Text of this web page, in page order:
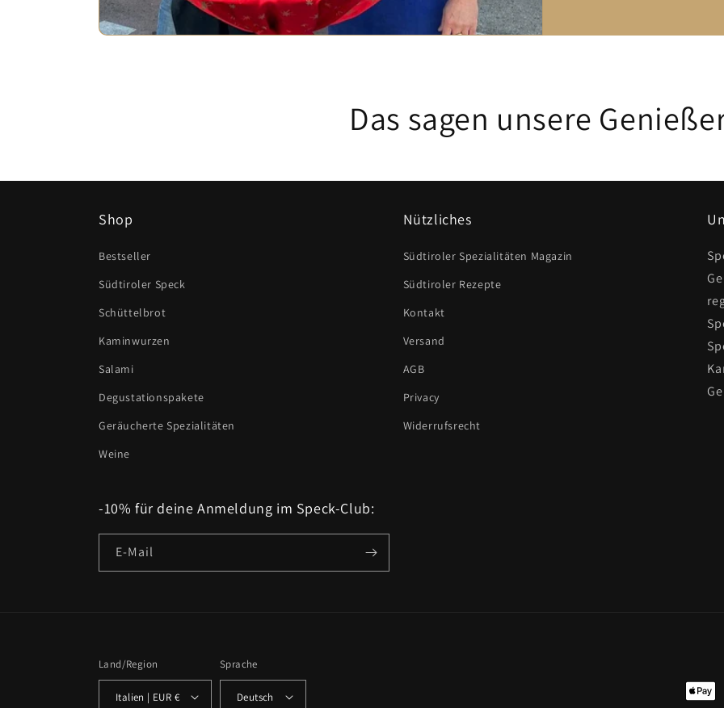
Das sagen unsere
Shop
Bestseller
Südtiroler Speck
Schüttelbrot
Kaminwurzen
Salami
Degustationspakete
Geräucherte Spezialitäten
Weine
Nützliches
Südtiroler Spezialitäten Magazin
Südtiroler Rezepte
Kontakt
Versand
AGB
Privacy
Widerrufsrecht
-10% für deine Anmeldung im Speck-Club:
E-Mail
Land/Region
Italien | EUR €
Sprache
Deutsch